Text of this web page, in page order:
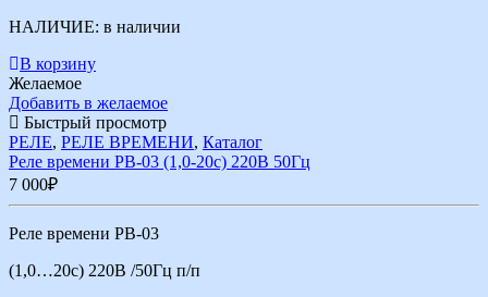
НАЛИЧИЕ: в наличии
В корзину
Желаемое
Добавить в желаемое
Быстрый просмотр
РЕЛЕ, РЕЛЕ ВРЕМЕНИ, Каталог
Реле времени РВ-03 (1,0-20с) 220В 50Гц
7 000₽
Реле времени РВ-03
(1,0…20с) 220В /50Гц п/п